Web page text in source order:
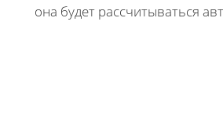
она будет рассчитываться